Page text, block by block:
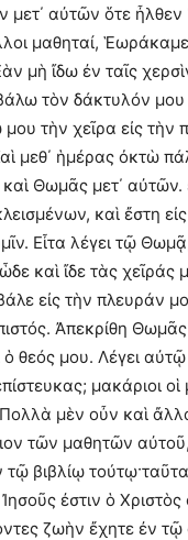
μετ΄ αὐτῶν ὅτε
μαθηταί,
μὴ ἴδω ἐν ταῖς
τὸν δάκτυλόν μου
τὴν χεῖρα εἰς τὴν
μεθ΄ ἡμέρας ὀκτὼ
Θωμᾶς μετ΄ αὐτῶν.
καὶ ἔστη
Εἶτα λέγει τῷ
καὶ ἴδε τὰς χεῖράς
εἰς τὴν πλευράν
Ἀπεκρίθη
ὁ θεός μου. Λέγει
μακάριοι οἱ
μὲν οὖν καὶ
τῶν μαθητῶν
βιβλίῳ
Ἰησοῦς ἐστιν ὁ
ζωὴν ἔχητε ἐν